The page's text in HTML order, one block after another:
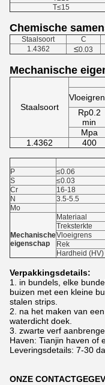
T≤15
Chemische
Staalsoort C
1.4362
≤0.03
Mechanische
Staalsoort
Rp0.2
min
Mpa
1.4362
400
P
≤0.06
S
≤0.03
Cr
16-18
N
3.5-5.5
Mo
Mechanische
eigenschap
Materiaal
Treksterkte
Vloeigrens
Rek
Hardheid (HV)
Verpakkingsdetails:
1. in bundels, elke
buizen met een kleine
stalen strips.
2. na het maken van
waterdicht doek.
3. zwarte verf
Haven: Tianjin haven of
Leveringsdetails: 7-30
ONZE